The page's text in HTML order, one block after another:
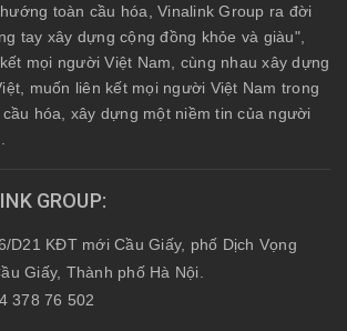
toàn cầu hóa, Vinalink Group ra đời
tay xây dựng cộng đồng khỏe và giàu",
mọi người Việt Nam, cùng nhau xây dựng
muốn liên kết mọi người Việt Nam trong
hóa, xây dựng một niềm tin của người
GROUP
D21 KĐT mới Cầu Giấy, phố Dịch Vọng
Giấy, Thành phố Hà Nội.
378 76 502